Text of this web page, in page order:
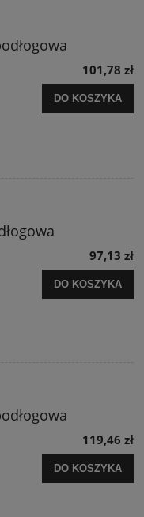
101,78 zł
DO KOSZYKA
97,13 zł
DO KOSZYKA
119,46 zł
DO KOSZYKA